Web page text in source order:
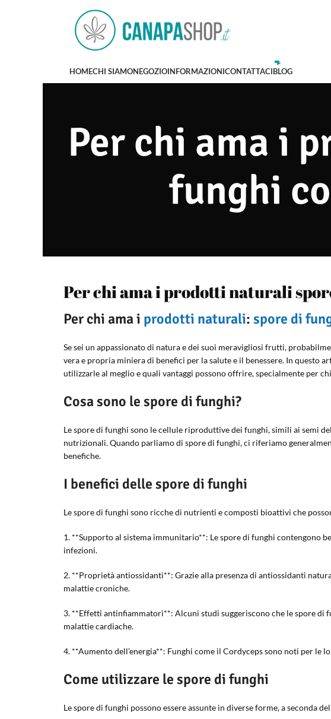
HOMECHI SIAMONEGOZIOINFORMAZIONICONTATTACIBLOG
Per chi ama i
funghi
Per chi ama i prodotti naturali
Per chi ama i prodotti naturali: spore di
Se sei un appassionato di natura e dei suoi meravigliosi frutti,
vera e propria miniera di benefici per la salute e il benessere. In
utilizzarle al meglio e quali vantaggi possono offrire, specialmente per
Cosa sono le spore di funghi?
Le spore di funghi sono le cellule riproduttive dei funghi, simili ai semi
nutrizionali. Quando parliamo di spore di funghi, ci riferiamo
benefiche.
I benefici delle spore di funghi
Le spore di funghi sono ricche di nutrienti e composti bioattivi che
1. **Supporto al sistema immunitario**: Le spore di funghi contengono
infezioni.
2. **Proprietà antiossidanti**: Grazie alla presenza di antiossidanti
malattie croniche.
3. **Effetti antinfiammatori**: Alcuni studi suggeriscono che le spore di
malattie cardiache.
4. **Aumento dell’energia**: Funghi come il Cordyceps sono noti per
Come utilizzare le spore di funghi
Le spore di funghi possono essere assunte in diverse forme, a seconda